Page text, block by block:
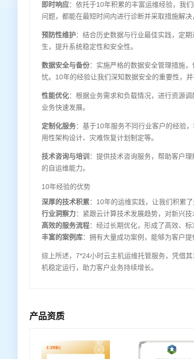
即时响应：依托于10年积累的丰富运维经验，我
问题，都能在最短时间内进行诊断并采取措施解决
预防性维护：结合历史数据与行业最佳实践，定
生，提升系统稳定性和安全性。
数据安全与备份：实施严格的数据安全管理措施
忧。10年的经验让我们深知数据安全的重要性，
性能优化：根据业务需求和负载情况，进行资源
业务快速发展。
定制化服务：基于10年服务不同行业客户的经验
用性架构设计、灾难恢复计划制定等。
技术咨询与培训 ：提供技术咨询服务，帮助客户
的自运维能力。
10年经验的优势
深厚的技术积累：10年的运维实践，让我们积累
行业洞察力：紧跟云计算技术发展趋势，对新兴
高效的服务流程：经过长期优化，形成了高效、
丰富的案例库：拥有大量成功案例，能够为客户
综上所述，7*24小时云主机运维托管服务，凭借
机稳定运行，助力客户业务持续增长。
产品资质